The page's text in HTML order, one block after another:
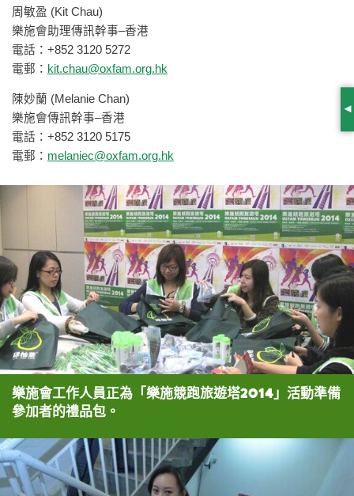
周敏盈 (Kit Chau)
樂施會助理傳訊幹事–香港
電話：+852 3120 5272
電郵： kit.chau@oxfam.org.hk
陳妙蘭 (Melanie Chan)
樂施會傳訊幹事–香港
電話：+852 3120 5175
電郵： melaniec@oxfam.org.hk
樂施會工作人員正為「樂施競跑旅遊塔2014」活動準備
參加者的禮品包。